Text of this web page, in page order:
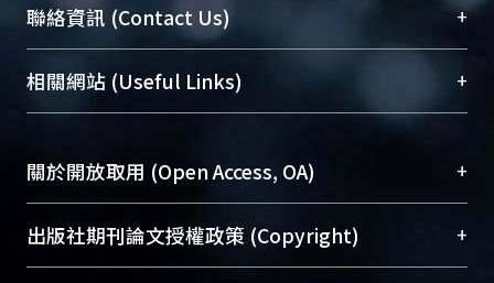
臺大位居世界頂尖大學之列，為永久珍藏及向國際
展現本校豐碩的研究成果及學術能量，圖書館整合
機構典藏（NTUR）與學術庫（AH）不同功能平
台，成為臺大學術典藏NTU scholars。期能整合研
究能量、促進交流合作、保存學術產出、推廣研究
成果。
To permanently archive and promote researcher
profiles and scholarly works, Library integrates the
services of “NTU Repository” with “Academic
聯絡資訊 (Contact Us) +
總館學科館員(Main Library)
醫學圖書館學科館員(Medical Library)
(Social
Sciences Library)
相關網站 (Useful Links) +
關於開放取用 (Open Access, OA) +
開放取用是從使用者角度提升資訊取用性的社會運
動，應用在學術研究上是透過將研究著作公開供使
出版社期刊論文授權政策 (Copyright) +